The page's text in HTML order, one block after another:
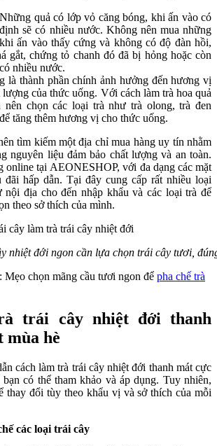
Những quả có lớp vỏ căng bóng, khi ấn vào có
sẽ có nhiều nước. Không nên mua những
ấn vào thấy cứng và không có độ đàn hồi,
gắt, chứng tỏ chanh đó đã bị hỏng hoặc còn
nhiều nước.
là thành phần chính ảnh hưởng đến hương vị
của thức uống. Với cách làm trà hoa quả
nên chọn các loại trà như trà olong, trà đen
tăng thêm hương vị cho thức uống.
tìm kiếm một địa chỉ mua hàng uy tín nhằm
nguyên liệu đảm bảo chất lượng và an toàn.
online tại AEONESHOP, với đa dạng các mặt
đãi hấp dẫn. Tại đây cung cấp rất nhiều loại
nội địa cho đến nhập khẩu và các loại trà để
theo sở thích của mình.
nhiệt đới ngon cần lựa chọn trái cây tươi,
Mẹo chọn mãng cầu tươi ngon để pha chế trà
trái cây nhiệt đới thanh
mùa hè
cách làm trà trái cây nhiệt đới thanh mát cực
có thể tham khảo và áp dụng. Tuy nhiên,
thay đổi tùy theo khẩu vị và sở thích của mỗi
các loại trái cây